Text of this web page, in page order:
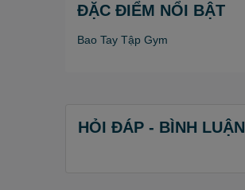
ĐẶC ĐIỂM NỔI BẬT
Bao Tay Tập Gym
HỎI ĐÁP - BÌNH LUẬN